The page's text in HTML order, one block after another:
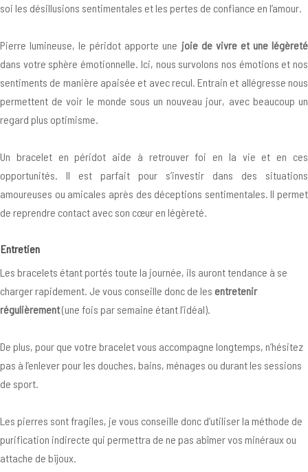
soi les désillusions sentimentales et les pertes de confiance en l’amour.
Pierre lumineuse, le péridot apporte une joie de vivre et une légèreté
dans votre sphère émotionnelle. Ici, nous survolons nos émotions et nos
sentiments de manière apaisée et avec recul. Entrain et allégresse nous
permettent de voir le monde sous un nouveau jour, avec beaucoup un
regard plus optimisme.
Un bracelet en péridot aide à retrouver foi en la vie et en ces
opportunités. Il est parfait pour s’investir dans des situations
amoureuses ou amicales après des déceptions sentimentales. Il permet
de reprendre contact avec son cœur en légèreté.
Entretien
Les bracelets étant portés toute la journée, ils auront tendance à se
charger rapidement. Je vous conseille donc de les entretenir
régulièrement(une fois par semaine étant l’idéal).
De plus, pour que votre bracelet vous accompagne longtemps, n’hésitez
pas à l’enlever pour les douches, bains, ménages ou durant les sessions
de sport.
Les pierres sont fragiles, je vous conseille donc d’utiliser la méthode de
purification indirecte qui permettra de ne pas abîmer vos minéraux ou
attache de bijoux.